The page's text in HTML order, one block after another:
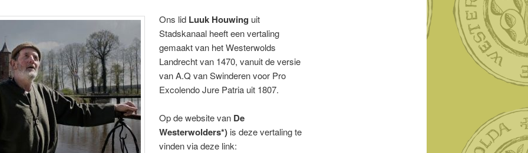
Ons lid Luuk Houwing uit
Stadskanaal heeft een vertaling
gemaakt van het Westerwolds
Landrecht van 1470, vanuit de versie
van A.Q van Swinderen voor Pro
Excolendo Jure Patria uit 1807.
Op de website van De
Westerwolders*) is deze vertaling te
vinden via deze link: